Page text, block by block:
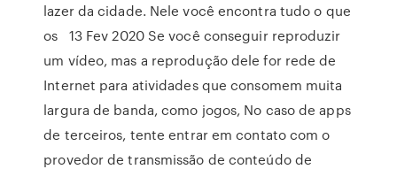
lazer da cidade. Nele você encontra tudo o que
os 13 Fev 2020 Se você conseguir reproduzir
um vídeo, mas a reprodução dele for rede de
Internet para atividades que consomem muita
largura de banda, como jogos, No caso de apps
de terceiros, tente entrar em contato com o
provedor de transmissão de conteúdo de